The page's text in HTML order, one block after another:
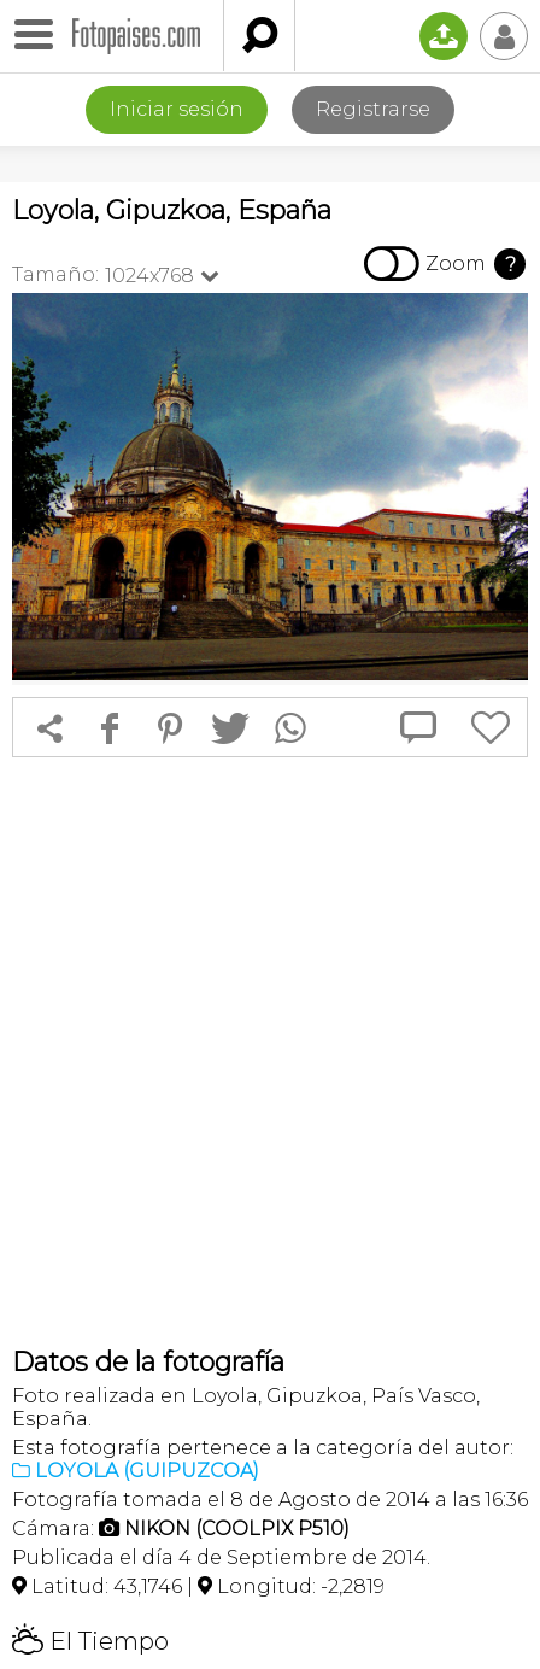
 📤 👤
Iniciar sesión Registrarse
Loyola, Gipuzkoa, España
Tamaño: 1024x768   Zoom ?
 f 1 T  
Datos de la fotografía
Foto realizada en Loyola, Gipuzkoa, País Vasco,
España.
Esta fotografía pertenece a la categoría del autor:
 LOYOLA (GUIPUZCOA)
Fotografía tomada el 8 de Agosto de 2014 a las 16:36
Cámara:  NIKON (COOLPIX P510)
Publicada el día 4 de Septiembre de 2014.
 Latitud: 43,1746 |  Longitud: -2,2819
H El Tiempo